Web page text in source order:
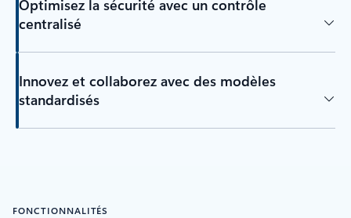
Optimisez la sécurité avec un contrôle
centralisé
Innovez et collaborez avec des modèles
standardisés
FONCTIONNALITÉS